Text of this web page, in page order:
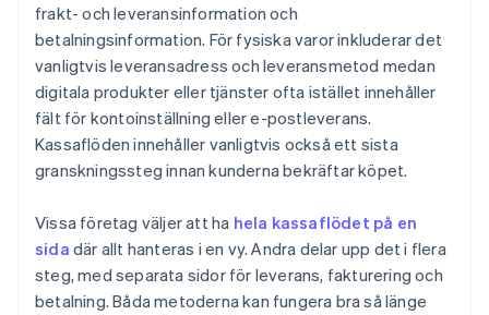
frakt- och leveransinformation och
betalningsinformation. För fysiska varor inkluderar det
vanligtvis leveransadress och leveransmetod medan
digitala produkter eller tjänster ofta istället innehåller
fält för kontoinställning eller e-postleverans.
Kassaflöden innehåller vanligtvis också ett sista
granskningssteg innan kunderna bekräftar köpet.
Vissa företag väljer att ha hela kassaflödet på en
sida där allt hanteras i en vy. Andra delar upp det i flera
steg, med separata sidor för leverans, fakturering och
betalning. Båda metoderna kan fungera bra så länge